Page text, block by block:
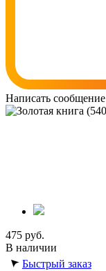
Написать сообщение
475 руб.
В наличии
Быстрый заказ